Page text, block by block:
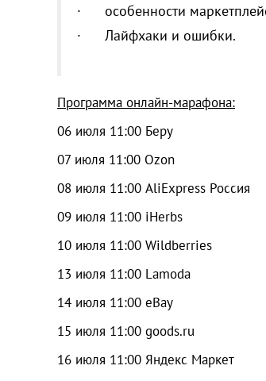
· особенности
· Лайфхаки и ошибки.
Программа онлайн-марафона:
06 июля 11:00 Беру
07 июля 11:00 Ozon
08 июля 11:00 AliExpress Россия
09 июля 11:00 iHerbs
10 июля 11:00 Wildberries
13 июля 11:00 Lamoda
14 июля 11:00 eBay
15 июля 11:00 goods.ru
16 июля 11:00 Яндекс Маркет